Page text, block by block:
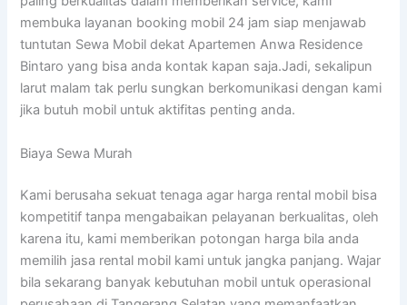
membuka layanan booking mobil 24 jam siap menjawab
tuntutan Sewa Mobil dekat Apartemen Anwa Residence
Bintaro yang bisa anda kontak kapan saja.Jadi, sekalipun
larut malam tak perlu sungkan berkomunikasi dengan kami
jika butuh mobil untuk aktifitas penting anda.
Biaya Sewa Murah
Kami berusaha sekuat tenaga agar harga rental mobil bisa
kompetitif tanpa mengabaikan pelayanan berkualitas, oleh
karena itu, kami memberikan potongan harga bila anda
memilih jasa rental mobil kami untuk jangka panjang. Wajar
bila sekarang banyak kebutuhan mobil untuk operasional